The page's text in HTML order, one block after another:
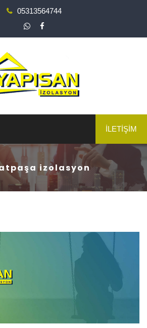
05313564744
İLETİŞİM
izolasyon